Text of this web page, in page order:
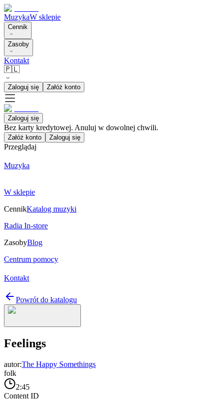
MuzykaW sklepie
Cennik
Zasoby
Kontakt
🇵🇱
Zaloguj się Załóż konto
Zaloguj się
Bez karty kredytowej. Anuluj w dowolnej chwili.
Załóż konto Zaloguj się
Przeglądaj
Muzyka
W sklepie
CennikKatalog muzyki
Radia In-store
ZasobyBlog
Centrum pomocy
Kontakt
Powrót do katalogu
Feelings
autor:The Happy Somethings
folk
2:45
Content ID